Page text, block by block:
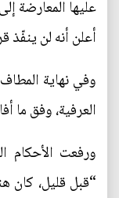
عليها المعارضة
أعلن أنه لن ينفّذ
وفي نهاية
العرفية، وفق ما
ورفعت الأحكام
“قبل قليل، كان